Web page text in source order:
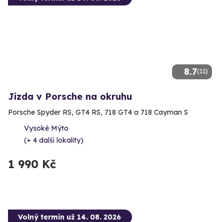
8.7(11)
Jízda v Porsche na okruhu
Porsche Spyder RS, GT4 RS, 718 GT4 a 718 Cayman S
Vysoké Mýto
(+ 4 další lokality)
1 990 Kč
Volný termín už 14. 08. 2026